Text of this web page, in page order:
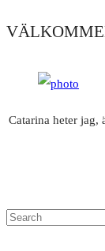
Catarina heter